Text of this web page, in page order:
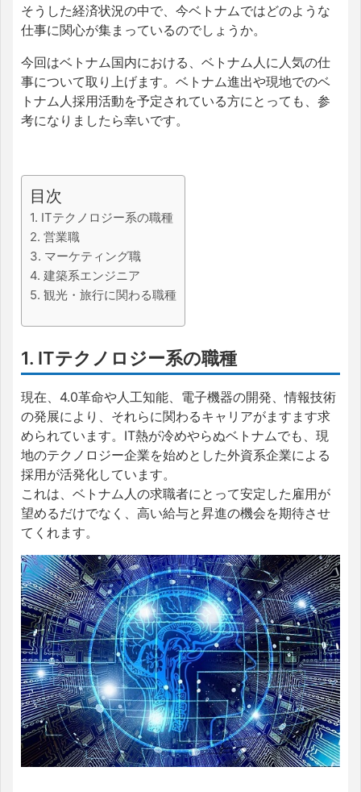
そうした経済状況の中で、今ベトナムではどのような
仕事に関心が集まっているのでしょうか。
今回はベトナム国内における、ベトナム人に人気の仕
事について取り上げます。ベトナム進出や現地でのベ
トナム人採用活動を予定されている方にとっても、参
考になりましたら幸いです。
目次
1. ITテクノロジー系の職種
2. 営業職
3. マーケティング職
4. 建築系エンジニア
5. 観光・旅行に関わる職種
1. ITテクノロジー系の職種
現在、4.0革命や人工知能、電子機器の開発、情報技術
の発展により、それらに関わるキャリアがますます求
められています。IT熱が冷めやらぬベトナムでも、現
地のテクノロジー企業を始めとした外資系企業による
採用が活発化しています。
これは、ベトナム人の求職者にとって安定した雇用が
望めるだけでなく、高い給与と昇進の機会を期待させ
てくれます。